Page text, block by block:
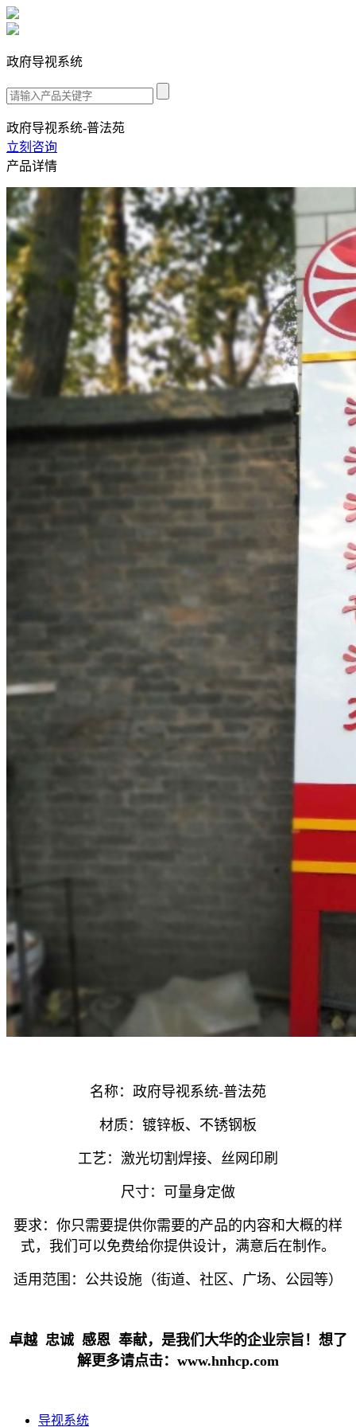
政府导视系统
政府导视系统-普法苑
立刻咨询
产品详情
名称：政府导视系统-普法苑
材质：镀锌板、不锈钢板
工艺：激光切割焊接、丝网印刷
尺寸：可量身定做
要求：你只需要提供你需要的产品的内容和大概的样
式，我们可以免费给你提供设计，满意后在制作。
适用范围：公共设施（街道、社区、广场、公园等）
卓越 忠诚 感恩 奉献，是我们大华的企业宗旨！想了
解更多请点击：www.hnhcp.com
导视系统